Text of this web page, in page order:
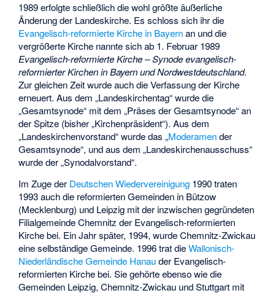
1989 erfolgte schließlich die wohl größte äußerliche
Änderung der Landeskirche. Es schloss sich ihr die
Evangelisch-reformierte Kirche in Bayernan und die
vergrößerte Kirche nannte sich ab 1. Februar 1989
Evangelisch-reformierte Kirche – Synode evangelisch-
reformierter Kirchen in Bayern und Nordwestdeutschland.
Zur gleichen Zeit wurde auch die Verfassung der Kirche
erneuert. Aus dem „Landeskirchentag“ wurde die
„Gesamtsynode“ mit dem „Präses der Gesamtsynode“ an
der Spitze (bisher „Kirchenpräsident“). Aus dem
„Landeskirchenvorstand“ wurde das „Moderamender
Gesamtsynode“, und aus dem „Landeskirchenausschuss“
wurde der „Synodalvorstand“.
Im Zuge der Deutschen Wiedervereinigung 1990 traten
1993 auch die reformierten Gemeinden in Bützow
(Mecklenburg) und Leipzig mit der inzwischen gegründeten
Filialgemeinde Chemnitz der Evangelisch-reformierten
Kirche bei. Ein Jahr später, 1994, wurde Chemnitz-Zwickau
eine selbständige Gemeinde. 1996 trat dieWallonisch-
Niederländische Gemeinde Hanauder Evangelisch-
reformierten Kirche bei. Sie gehörte ebenso wie die
Gemeinden Leipzig, Chemnitz-Zwickau und Stuttgart mit